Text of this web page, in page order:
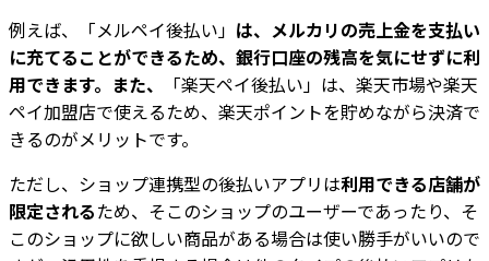
例えば、「メルペイ後払い」 は、メルカリの売上金を支払い
に充てることができるため、銀行口座の残高を気にせずに利
用できます。また、
「楽天ペイ後払い」は、楽天市場や楽天
ペイ加盟店で使えるため、楽天ポイントを貯めながら決済で
きるのがメリットです。
ただし、ショップ連携型の後払いアプリは利用できる店舗が
限定されるため、そこのショップのユーザーであったり、そ
このショップに欲しい商品がある場合は使い勝手がいいので